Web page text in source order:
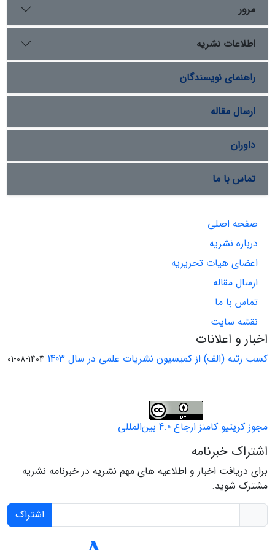
مرور
اطلاعات نشریه
راهنمای نویسندگان
ارسال مقاله
داوران
تماس با ما
صفحه اصلی
درباره نشریه
اعضای هیات تحریریه
ارسال مقاله
تماس با ما
نقشه سایت
اخبار و اعلانات
کسب رتبه (الف) از کمیسیون نشریات علمی در سال 1403 1404-08-01
مجوز کریتیو کامنز ارجاع 4.0 بین‌المللی
اشتراک خبرنامه
برای دریافت اخبار و اطلاعیه های مهم نشریه در خبرنامه نشریه
مشترک شوید.
اشتراک